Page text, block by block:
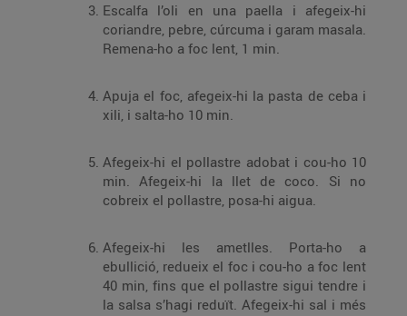
Escalfa l’oli en una paella i afegeix-hi
coriandre, pebre, cúrcuma i garam masala.
Remena-ho a foc lent, 1 min.
Apuja el foc, afegeix-hi la pasta de ceba i
xili, i salta-ho 10 min.
Afegeix-hi el pollastre adobat i cou-ho 10
min. Afegeix-hi la llet de coco. Si no
cobreix el pollastre, posa-hi aigua.
Afegeix-hi les ametlles. Porta-ho a
ebullició, redueix el foc i cou-ho a foc lent
40 min, fins que el pollastre sigui tendre i
la salsa s’hagi reduït. Afegeix-hi sal i més